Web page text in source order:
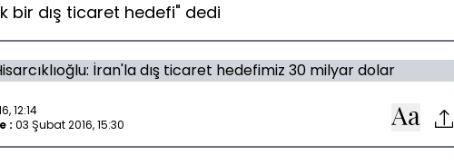
bir dış ticaret hedefi" dedi
12:14
: 03 Şubat 2016, 15:30